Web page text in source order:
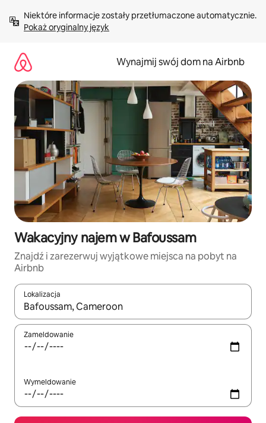
treści Pokaż oryginalny język
Wynajmij swój dom na Airbnb
Wakacyjny najem w Bafoussam
Znajdź i zarezerwuj wyjątkowe miejsca na pobyt na
Airbnb
Lokalizacja
Gdy wyniki będą dostępne, możesz poruszać się po nich za
Zameldowanie
Wymeldowanie